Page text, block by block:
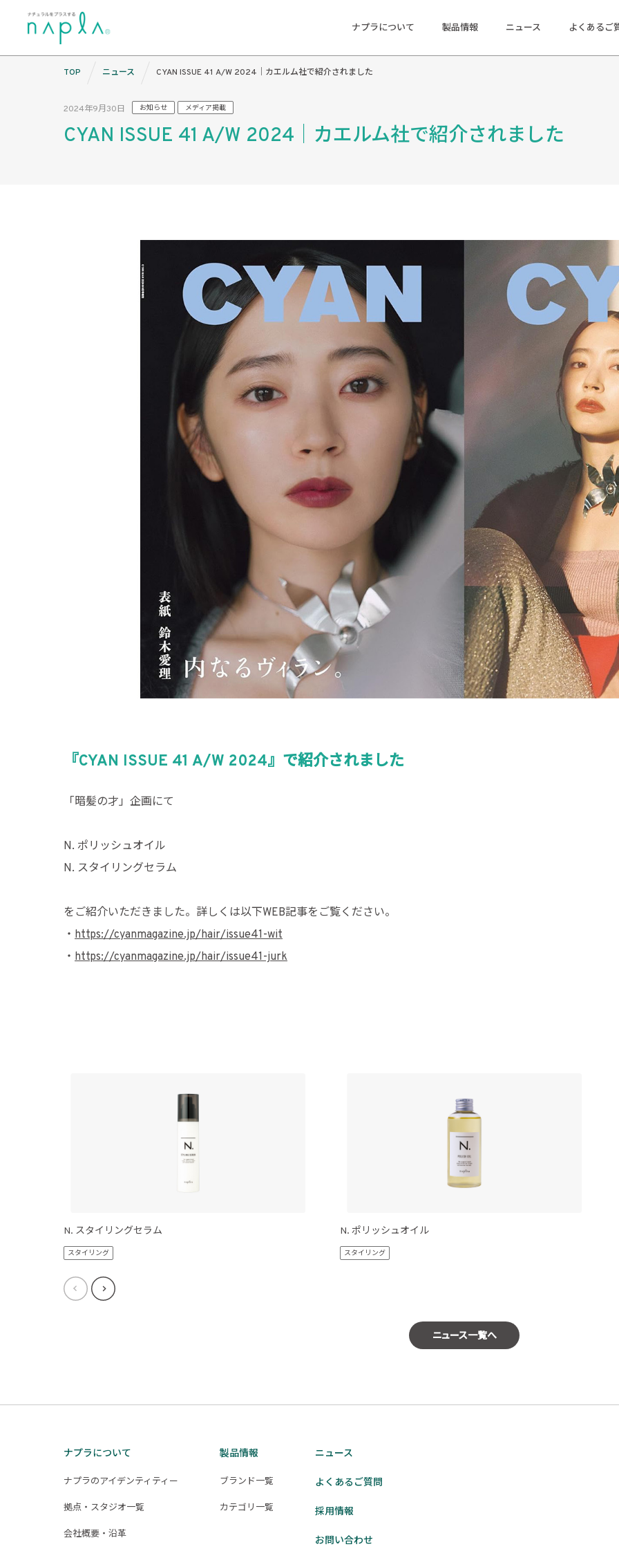
ナプラについて 製品情報 ニュース よくあるご
2024年9月30日 お知らせ メディア掲載
CYAN ISSUE 41 A/W 2024｜カエルム社で紹介されました
『CYAN ISSUE 41 A/W 2024』で紹介されました
「暗髪の才」企画にて
N. ポリッシュオイル
N. スタイリングセラム
をご紹介いただきました。詳しくは以下WEB記事をご覧ください。
・ https://cyanmagazine.jp/hair/issue41-wit
・ https://cyanmagazine.jp/hair/issue41-jurk
N. スタイリングセラム
スタイリング
N. ポリッシュオイル
スタイリング
ニュース一覧へ
TOP ニュース CYAN ISSUE 41 A/W 2024｜カエルム社で紹介されました
ナプラについて
ナプラのアイデンティティー
拠点・スタジオ一覧
会社概要・沿革
製品情報
ブランド一覧
カテゴリ一覧
ニュース
よくあるご質問
採用情報
お問い合わせ